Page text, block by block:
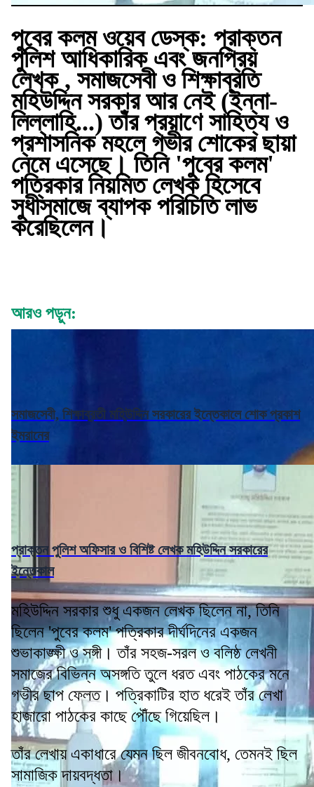
পুবের কলম ওয়েব ডেস্ক: প্রাক্তন
পুলিশ আধিকারিক এবং জনপ্রিয়
লেখক , সমাজসেবী ও শিক্ষাব্রতি
মহিউদ্দিন সরকার আর নেই (ইন্না-
লিল্লাহি...) তাঁর প্রয়াণে সাহিত্য ও
প্রশাসনিক মহলে গভীর শোকের ছায়া
নেমে এসেছে। তিনি 'পুবের কলম'
পত্রিকার নিয়মিত লেখক হিসেবে
সুধীসমাজে ব্যাপক পরিচিতি লাভ
করেছিলেন।
আরও পড়ুন:
সমাজসেবী, শিক্ষাব্রতী মহিউদ্দিন সরকারের ইন্তেকালে শোক প্রকাশ
ইমরানের
প্রাক্তন পুলিশ অফিসার ও বিশিষ্ট লেখক মহিউদ্দিন সরকারের
ইন্তেকাল
মহিউদ্দিন সরকার শুধু একজন লেখক ছিলেন না, তিনি
ছিলেন 'পুবের কলম' পত্রিকার দীর্ঘদিনের একজন
শুভাকাঙ্ক্ষী ও সঙ্গী। তাঁর সহজ-সরল ও বলিষ্ঠ লেখনী
সমাজের বিভিন্ন অসঙ্গতি তুলে ধরত এবং পাঠকের মনে
গভীর ছাপ ফেলত। পত্রিকাটির হাত ধরেই তাঁর লেখা
হাজারো পাঠকের কাছে পৌঁছে গিয়েছিল।
তাঁর লেখায় একাধারে যেমন ছিল জীবনবোধ, তেমনই ছিল
সামাজিক দায়বদ্ধতা।